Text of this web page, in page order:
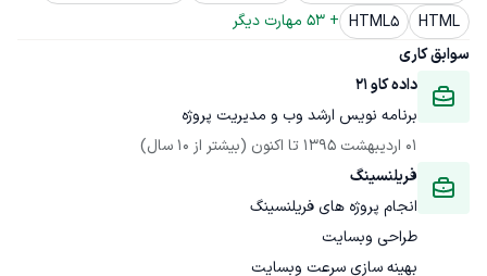
HTML
HTML5
+
53 مهارت دیگر
سوابق کاری
داده کاو 21
برنامه نویس ارشد وب و مدیریت پروژه
01 اردیبهشت 1395
تا اکنون (بیشتر از 10 سال)
فریلنسینگ